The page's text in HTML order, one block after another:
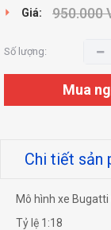
Giá: 950.000
Số lượng:
Mua
Chi tiết sản
Mô hình xe
Tỷ lệ 1:18